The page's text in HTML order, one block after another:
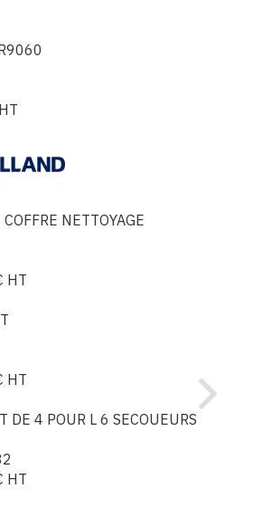
HT
NETTOYAGE
HT
HT
DE 4 POUR L 6 SECOUEURS
HT